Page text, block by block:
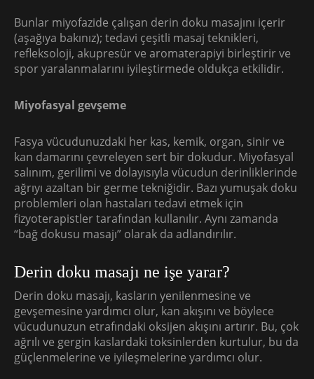
Bunlar miyofazide çalışan derin doku masajını içerir
(aşağıya bakınız); tedavi çeşitli masaj teknikleri,
refleksoloji, akupresür ve aromaterapiyi birleştirir ve
spor yaralanmalarını iyileştirmede oldukça etkilidir.
Miyofasyal gevşeme
Fasya vücudunuzdaki her kas, kemik, organ, sinir ve
kan damarını çevreleyen sert bir dokudur. Miyofasyal
salınım, gerilimi ve dolayısıyla vücudun derinliklerinde
ağrıyı azaltan bir germe tekniğidir. Bazı yumuşak doku
problemleri olan hastaları tedavi etmek için
fizyoterapistler tarafından kullanılır. Aynı zamanda
“bağ dokusu masajı” olarak da adlandırılır.
Derin doku masajı ne işe yarar?
Derin doku masajı, kasların yenilenmesine ve
gevşemesine yardımcı olur, kan akışını ve böylece
vücudunuzun etrafındaki oksijen akışını artırır. Bu, çok
ağrılı ve gergin kaslardaki toksinlerden kurtulur, bu da
güçlenmelerine ve iyileşmelerine yardımcı olur.